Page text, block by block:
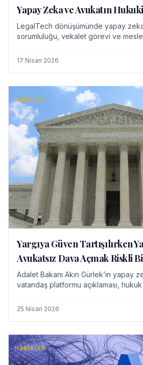
Yapay Zeka ve Avukatın
LegalTech dönüşümünde yapay zeka
sorumluluğu, vekalet görevi ve
17 Nisan 2026
HABERLER
Yargıya Güven Tartışılırken
Avukatsız Dava Açmak Riskli
Adalet Bakanı Akın Gürlek’in yapay
vatandaş platformu açıklaması,
tartışmalarını yeniden gündeme taşıdı.
25 Nisan 2026
HABERLER